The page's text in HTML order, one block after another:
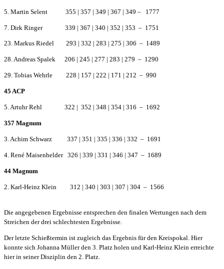
5. Martin Selent 355 | 357 | 349 | 367 | 349 – 1777
7. Dirk Ringer 339 | 367 | 340 | 352 | 353 – 1751
23. Markus Riedel 293 | 332 | 283 | 275 | 306 – 1489
28. Andreas Spalek 206 | 245 | 277 | 283 | 279 – 1290
29. Tobias Wehrle 228 | 157 | 222 | 171 | 212 – 990
45 ACP
5. Artuhr Rehl 322 | 352 | 348 | 354 | 316 – 1692
357 Magnum
3. Achim Schwarz 337 | 351 | 335 | 336 | 332 – 1691
4. René Maisenhelder 326 | 339 | 331 | 346 | 347 – 1689
44 Magnum
2. Karl-Heinz Klein 312 | 340 | 303 | 307 | 304 – 1566
Die angegebenen Ergebnisse entsprechen den finalen Wertungen nach dem
Streichen der drei schlechtesten Ergebnisse.
Der letzte Schießtermin ist zugleich das Ergebnis für den Kreispokal. Hier
konnte sich Johanna Müller den 3. Platz holen und Karl-Heinz Klein erreichte
hier in seiner Disziplin den 2. Platz.